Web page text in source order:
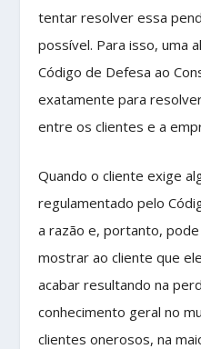
tentar resolver essa
possível. Para isso, uma
Código de Defesa ao
exatamente para
entre os clientes e a
Quando o cliente exige
regulamentado pelo
a razão e, portanto,
mostrar ao cliente que
acabar resultando na
conhecimento geral no
clientes onerosos, na